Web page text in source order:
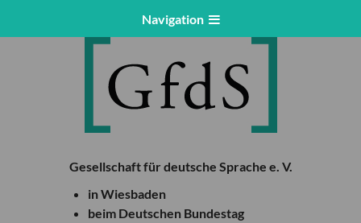
Navigation
Gesellschaft für deutsche Sprache e. V.
in Wiesbaden
beim Deutschen Bundestag